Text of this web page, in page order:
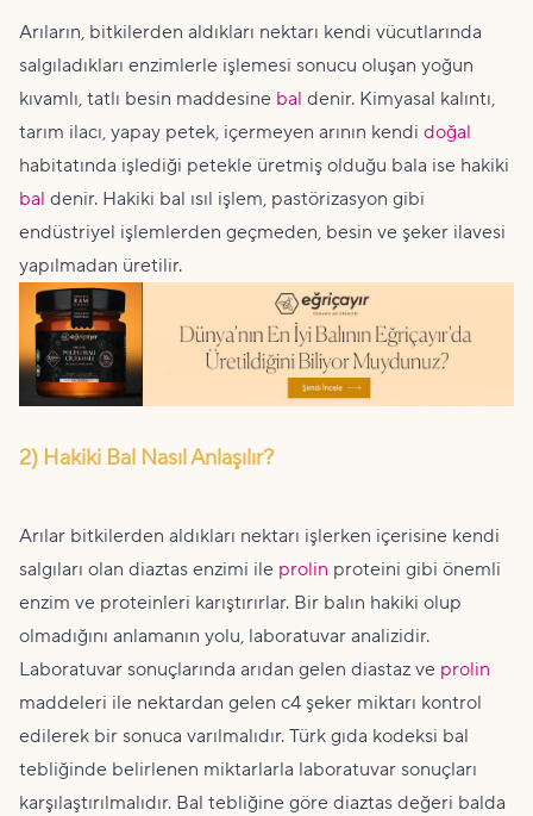
Arıların, bitkilerden aldıkları nektarı kendi vücutlarında
salgıladıkları enzimlerle işlemesi sonucu oluşan yoğun
kıvamlı, tatlı besin maddesine bal denir. Kimyasal kalıntı,
tarım ilacı, yapay petek, içermeyen arının kendi doğal
habitatında işlediği petekle üretmiş olduğu bala ise hakiki
bal denir. Hakiki bal ısıl işlem, pastörizasyon gibi
endüstriyel işlemlerden geçmeden, besin ve şeker ilavesi
yapılmadan üretilir.
2) Hakiki Bal Nasıl Anlaşılır?
Arılar bitkilerden aldıkları nektarı işlerken içerisine kendi
salgıları olan diaztas enzimi ile prolin proteini gibi önemli
enzim ve proteinleri karıştırırlar. Bir balın hakiki olup
olmadığını anlamanın yolu, laboratuvar analizidir.
Laboratuvar sonuçlarında arıdan gelen diastaz ve prolin
maddeleri ile nektardan gelen c4 şeker miktarı kontrol
edilerek bir sonuca varılmalıdır. Türk gıda kodeksi bal
tebliğinde belirlenen miktarlarla laboratuvar sonuçları
karşılaştırılmalıdır. Bal tebliğine göre diaztas değeri balda